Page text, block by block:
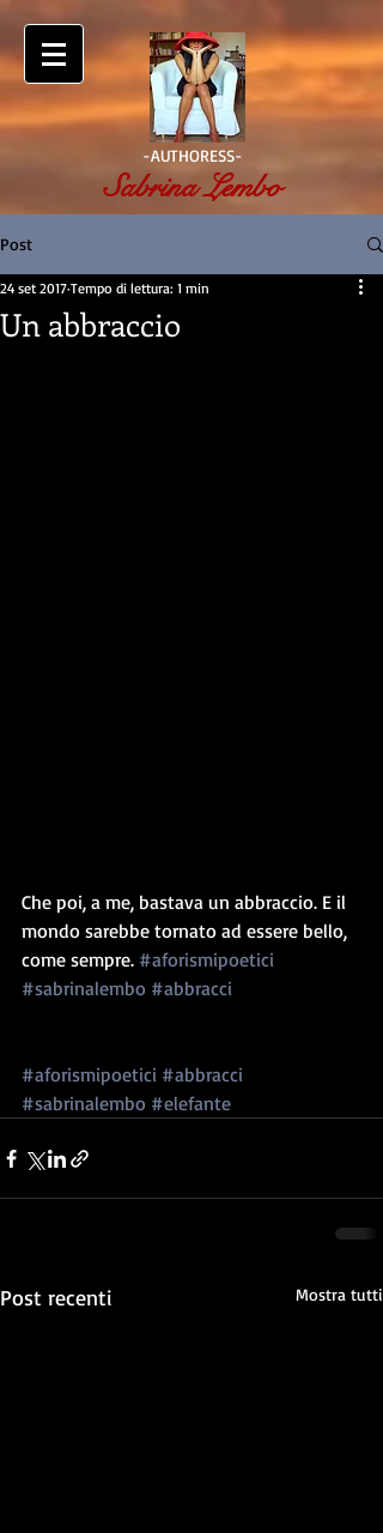
-AUTHORESS-
Sabrina Lembo
Post
Un abbraccio
24 set 2017 Tempo di lettura: 1 min
Che poi, a me, bastava un abbraccio. E il
mondo sarebbe tornato ad essere bello,
come sempre. #aforismipoetici
#sabrinalembo #abbracci
#aforismipoetici #abbracci
#sabrinalembo #elefante
Post recenti Mostra tutti